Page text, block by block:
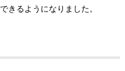
きるようになりました。